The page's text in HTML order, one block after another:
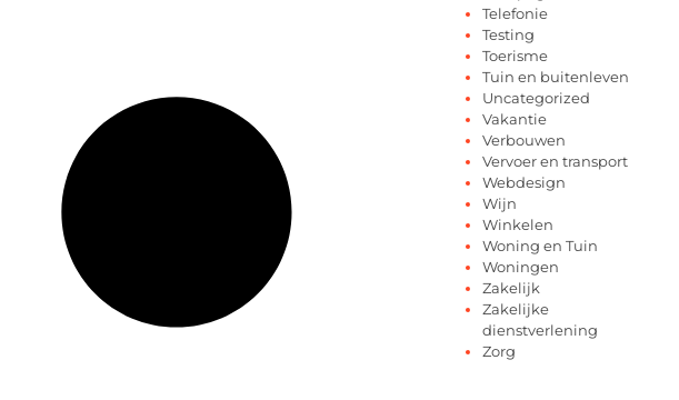
Telefonie
Testing
Toerisme
Tuin en buitenleven
Uncategorized
Vakantie
Verbouwen
Vervoer en transport
Webdesign
Wijn
Winkelen
Woning en Tuin
Woningen
Zakelijk
Zakelijke
dienstverlening
Zorg